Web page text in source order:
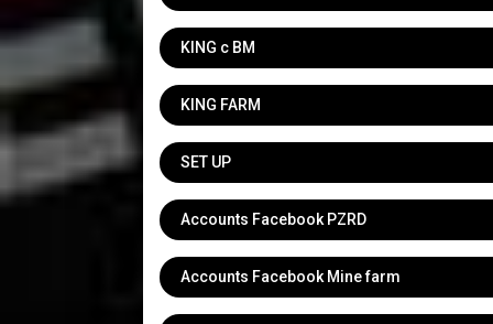
KING с BM
KING FARM
SET UP
Accounts Facebook PZRD
Accounts Facebook Mine farm